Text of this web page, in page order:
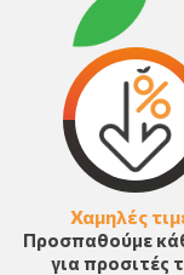
Χαμηλές
Προσπαθούμε
για προσιτές